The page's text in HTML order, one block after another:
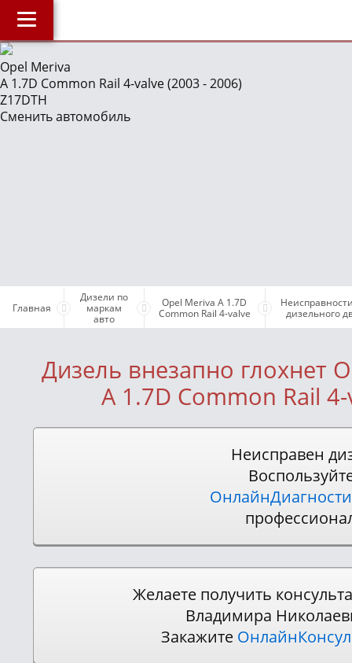
J
О компании
Наши услуги
Поддержка проекта и оплата услуг
Opel Meriva
A 1.7D Common Rail 4-valve (2003 - 2006)
Z17DTH
Сменить автомобиль
Главная
Дизели по
маркам
авто
Opel Meriva A 1.7D
Common Rail 4-valve
дизельного
Дизель внезапно глохнет
A 1.7D Common Rail
Неисправен
Желаете получить
Владимира
Закажите